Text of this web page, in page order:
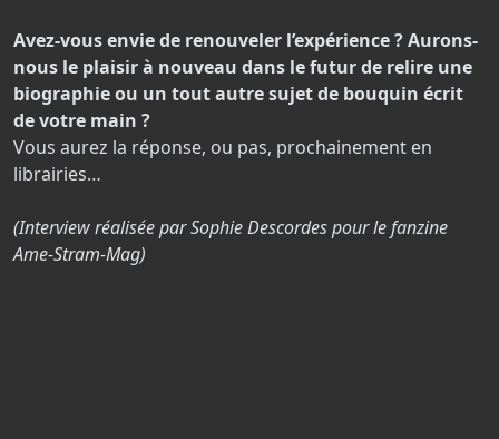
Avez-vous envie de renouveler l’expérience ? Aurons-
nous le plaisir à nouveau dans le futur de relire une
biographie ou un tout autre sujet de bouquin écrit
de votre main ?
Vous aurez la réponse, ou pas, prochainement en
librairies…
(Interview réalisée par Sophie Descordes pour le fanzine
Ame-Stram-Mag)